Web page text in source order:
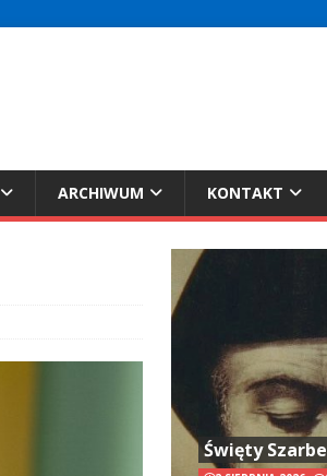
ARCHIWUM KONTAKT
Święty